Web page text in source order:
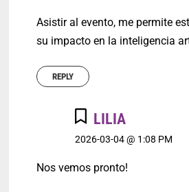
Asistir al evento, me permite
su impacto en la inteligencia
REPLY
LILIA
2026-03-04 @ 1:08 PM
Nos vemos pronto!